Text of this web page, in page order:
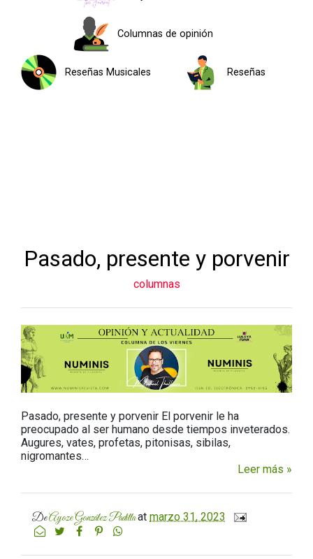
Columnas de opinión
Reseñas Musicales Reseñas
Pasado, presente y porvenir
columnas
Pasado, presente y porvenir El porvenir le ha
preocupado al ser humano desde tiempos inveterados.
Augures, vates, profetas, pitonisas, sibilas,
nigromantes…
Leer más »
DeAyoze González Padillaat marzo 31, 2023